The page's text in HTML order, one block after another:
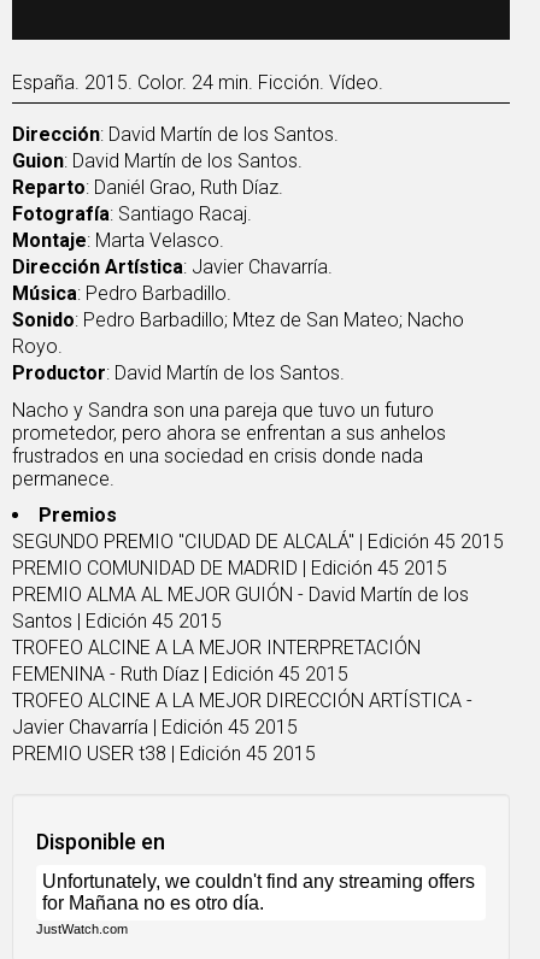
España. 2015. Color. 24 min. Ficción. Vídeo.
Dirección: David Martín de los Santos.
Guion: David Martín de los Santos.
Reparto: Daniél Grao, Ruth Díaz.
Fotografía: Santiago Racaj.
Montaje: Marta Velasco.
Dirección Artística: Javier Chavarría.
Música: Pedro Barbadillo.
Sonido: Pedro Barbadillo; Mtez de San Mateo; Nacho
Royo.
Productor: David Martín de los Santos.
Nacho y Sandra son una pareja que tuvo un futuro
prometedor, pero ahora se enfrentan a sus anhelos
frustrados en una sociedad en crisis donde nada
permanece.
Premios
SEGUNDO PREMIO "CIUDAD DE ALCALÁ" | Edición 45 2015
PREMIO COMUNIDAD DE MADRID | Edición 45 2015
PREMIO ALMA AL MEJOR GUIÓN - David Martín de los
Santos | Edición 45 2015
TROFEO ALCINE A LA MEJOR INTERPRETACIÓN
FEMENINA - Ruth Díaz | Edición 45 2015
TROFEO ALCINE A LA MEJOR DIRECCIÓN ARTÍSTICA -
Javier Chavarría | Edición 45 2015
PREMIO USER t38 | Edición 45 2015
Disponible en
JustWatch.com